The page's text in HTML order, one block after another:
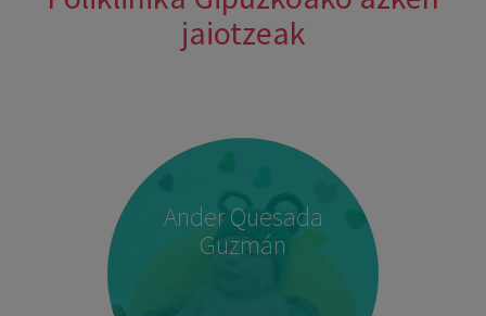
jaiotzeak
Ander Quesada
Guzmán